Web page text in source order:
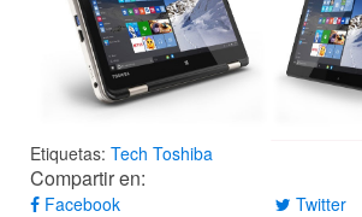
Etiquetas: Tech Toshiba
Compartir en:
Facebook Twitter